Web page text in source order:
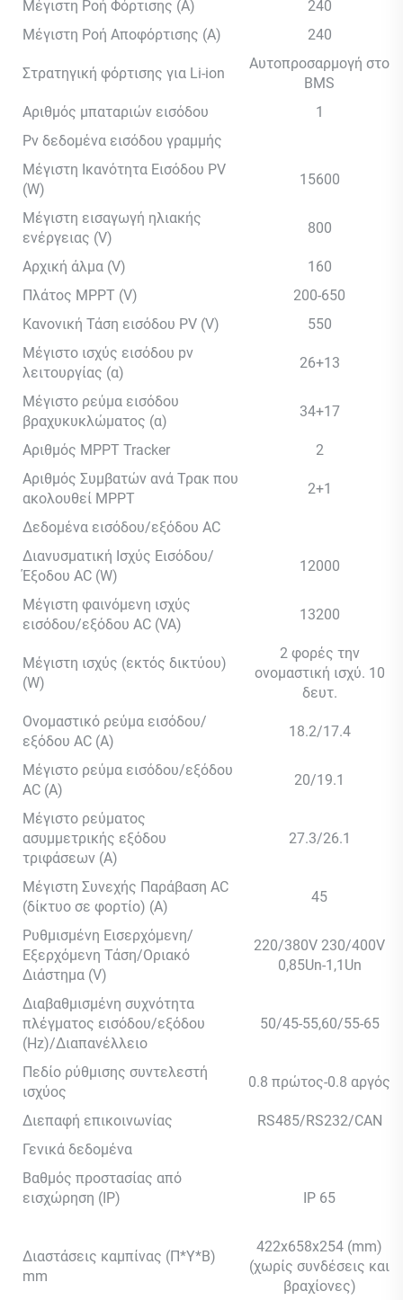
Μέγιστη Ροή Φόρτισης (A)
240
Μέγιστη Ροή Αποφόρτισης (A)
240
Στρατηγική φόρτισης για Li-ion
Αυτοπροσαρμογή στο
BMS
Αριθμός μπαταριών εισόδου
1
Pv δεδομένα εισόδου γραμμής
Μέγιστη Ικανότητα Εισόδου PV
(W)
15600
Μέγιστη εισαγωγή ηλιακής
ενέργειας (V)
800
Αρχική άλμα (V)
160
Πλάτος MPPT (V)
200-650
Κανονική Τάση εισόδου PV (V)
550
Μέγιστο ισχύς εισόδου pv
λειτουργίας (α)
26+13
Μέγιστο ρεύμα εισόδου
βραχυκυκλώματος (α)
34+17
Αριθμός MPPT Tracker
2
Αριθμός Συμβατών ανά Τρακ που
ακολουθεί MPPT
2+1
Δεδομένα εισόδου/εξόδου AC
Διανυσματική Ισχύς Εισόδου/
Έξοδου AC (W)
12000
Μέγιστη φαινόμενη ισχύς
εισόδου/εξόδου AC (VA)
13200
Μέγιστη ισχύς (εκτός δικτύου)
(W)
2 φορές την
ονομαστική ισχύ. 10
δευτ.
Ονομαστικό ρεύμα εισόδου/
εξόδου AC (Α)
18.2/17.4
Μέγιστο ρεύμα εισόδου/εξόδου
AC (Α)
20/19.1
Μέγιστο ρεύματος
ασυμμετρικής εξόδου
τριφάσεων (A)
27.3/26.1
Μέγιστη Συνεχής Παράβαση AC
(δίκτυο σε φορτίο) (A)
45
Ρυθμισμένη Εισερχόμενη/
Εξερχόμενη Τάση/Οριακό
Διάστημα (V)
220/380V 230/400V
0,85Un-1,1Un
Διαβαθμισμένη συχνότητα
πλέγματος εισόδου/εξόδου
(Hz)/Διαπανέλλειο
50/45-55,60/55-65
Πεδίο ρύθμισης συντελεστή
ισχύος
0.8 πρώτος-0.8 αργός
Διεπαφή επικοινωνίας
RS485/RS232/CAN
Γενικά δεδομένα
Βαθμός προστασίας από
εισχώρηση (IP)
IP 65
Διαστάσεις καμπίνας (Π*Υ*Β)
mm
422x658x254 (mm)
(χωρίς συνδέσεις και
βραχίονες)